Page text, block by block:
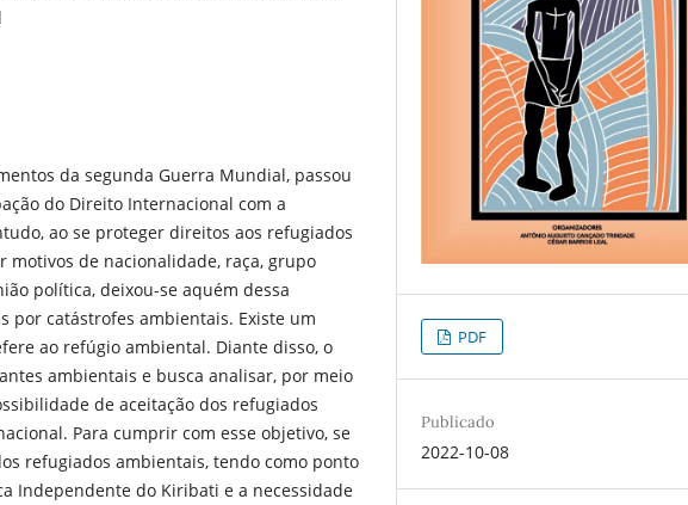
da segunda Guerra Mundial, passou
do Direito Internacional com a
ao se proteger direitos aos refugiados
motivos de nacionalidade, raça, grupo
política, deixou-se aquém dessa
por catástrofes ambientais. Existe um
ao refúgio ambiental. Diante disso, o
ambientais e busca analisar, por meio
de aceitação dos refugiados
Para cumprir com esse objetivo, se
refugiados ambientais, tendo como ponto
Independente do Kiribati e a necessidade
PDF
Publicado
2022-10-08